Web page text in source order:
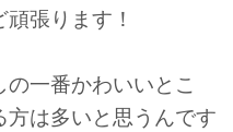
張ります！
の一番かわいいとこ
は多いと思うんです